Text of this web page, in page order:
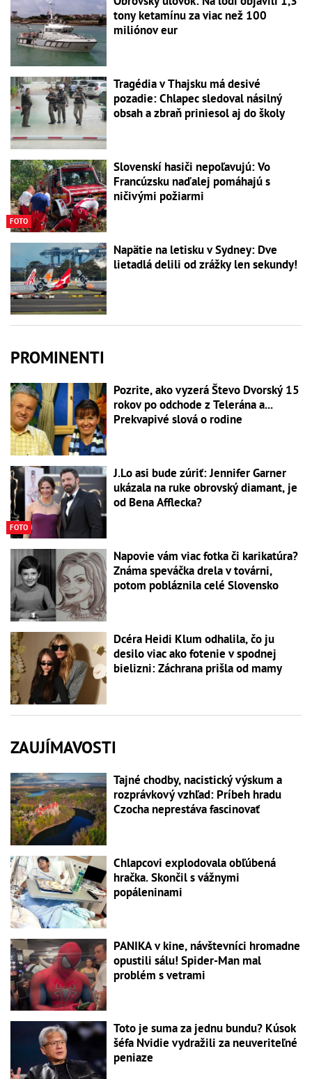
tony ketamínu za viac než 100
miliónov eur
Tragédia v Thajsku má desivé
pozadie: Chlapec sledoval násilný
obsah a zbraň priniesol aj do školy
FOTO
Slovenskí hasiči nepoľavujú: Vo
Francúzsku naďalej pomáhajú s
ničivými požiarmi
Napätie na letisku v Sydney: Dve
lietadlá delili od zrážky len sekundy!
PROMINENTI
Pozrite, ako vyzerá Števo Dvorský 15
rokov po odchode z Telerána a...
Prekvapivé slová o rodine
FOTO
J.Lo asi bude zúriť: Jennifer Garner
ukázala na ruke obrovský diamant, je
od Bena Afflecka?
Napovie vám viac fotka či karikatúra?
Známa speváčka drela v továrni,
potom pobláznila celé Slovensko
Dcéra Heidi Klum odhalila, čo ju
desilo viac ako fotenie v spodnej
bielizni: Záchrana prišla od mamy
ZAUJÍMAVOSTI
Tajné chodby, nacistický výskum a
rozprávkový vzhľad: Príbeh hradu
Czocha neprestáva fascinovať
Chlapcovi explodovala obľúbená
hračka. Skončil s vážnymi
popáleninami
PANIKA v kine, návštevníci hromadne
opustili sálu! Spider-Man mal
problém s vetrami
Toto je suma za jednu bundu? Kúsok
šéfa Nvidie vydražili za neuveriteľné
peniaze